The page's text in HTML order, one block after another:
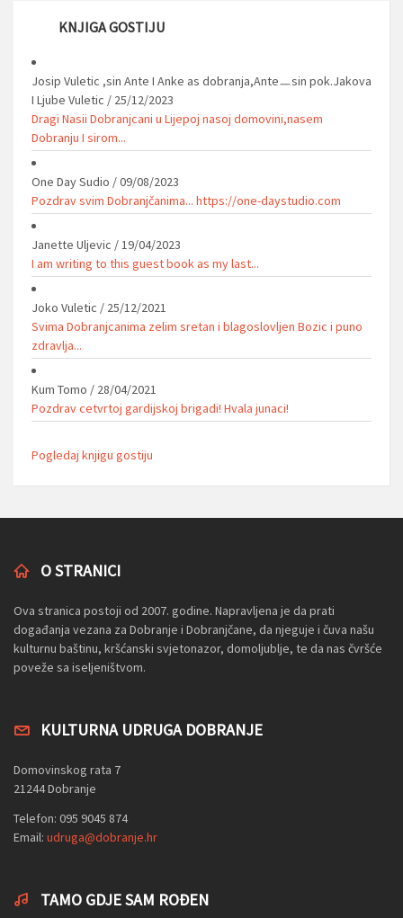
KNJIGA GOSTIJU
Josip Vuletic ,sin Ante I Anke as dobranja,Anteㅡsin pok.Jakova
I Ljube Vuletic / 25/12/2023
Dragi Nasii Dobranjcani u Lijepoj nasoj domovini,nasem
Dobranju I sirom...
One Day Sudio /09/08/2023
Pozdrav svim Dobranjčanima... https://one-daystudio.com
Janette Uljevic /19/04/2023
I am writing to this guest book as my last...
Joko Vuletic / 25/12/2021
Svima Dobranjcanima zelim sretan i blagoslovljen Bozic i puno
zdravlja...
Kum Tomo / 28/04/2021
Pozdrav cetvrtoj gardijskoj brigadi! Hvala junaci!
Pogledaj knjigu gostiju
O STRANICI
Ova stranica postoji od 2007. godine. Napravljena je da prati
događanja vezana za Dobranje i Dobranjčane, da njeguje i čuva našu
kulturnu baštinu, kršćanski svjetonazor, domoljublje, te da nas čvršće
poveže sa iseljeništvom.
KULTURNA UDRUGA DOBRANJE
Domovinskog rata 7
21244 Dobranje
Telefon: 095 9045 874
Email: udruga@dobranje.hr
TAMO GDJE SAM ROĐEN